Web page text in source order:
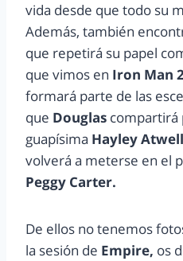
vida desde que todo su
Además, también
que repetirá su papel
que vimos en Iron Man
formará parte de las
que Douglas compartirá
guapísima Hayley Atwell
volverá a meterse en el
Peggy Carter.
De ellos no tenemos
la sesión de Empire, os